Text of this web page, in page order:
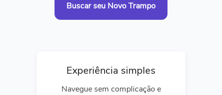
Buscar seu Novo Trampo
Experiência simples
Navegue sem complicação e